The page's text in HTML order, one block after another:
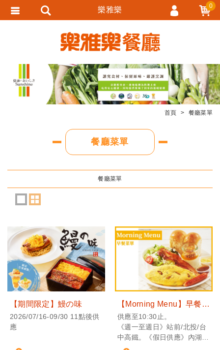
首頁 餐廳菜單
餐廳菜單
餐廳菜單
【期間限定】鰻の味
2026/07/16-09/30 11點後供
應
【Morning Menu】早餐菜單
供應至10:30止。
《週一至週日》站前/北投/台
中高鐵。《假日供應》內湖/
台中文心/台南西門。
樂雅樂 0
會員註冊
忘記密碼
訂單查詢
追蹤清單